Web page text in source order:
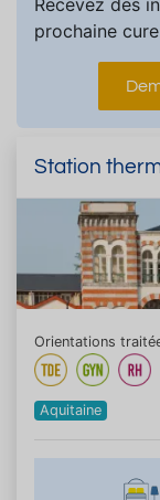
prochaine
Station
Orientations
Aquitaine